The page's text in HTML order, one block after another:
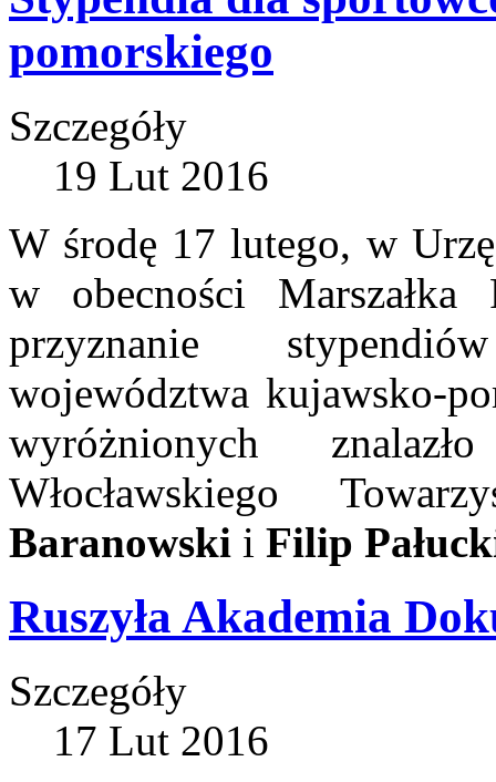
pomorskiego
Szczegóły
19 Lut 2016
W środę 17 lutego, w
w obecności Marszałka
przyznanie
województwa kujawsko-
wyróżnionych
Włocławskiego
Baranowski i Filip
Ruszyła Akademia
Szczegóły
17 Lut 2016